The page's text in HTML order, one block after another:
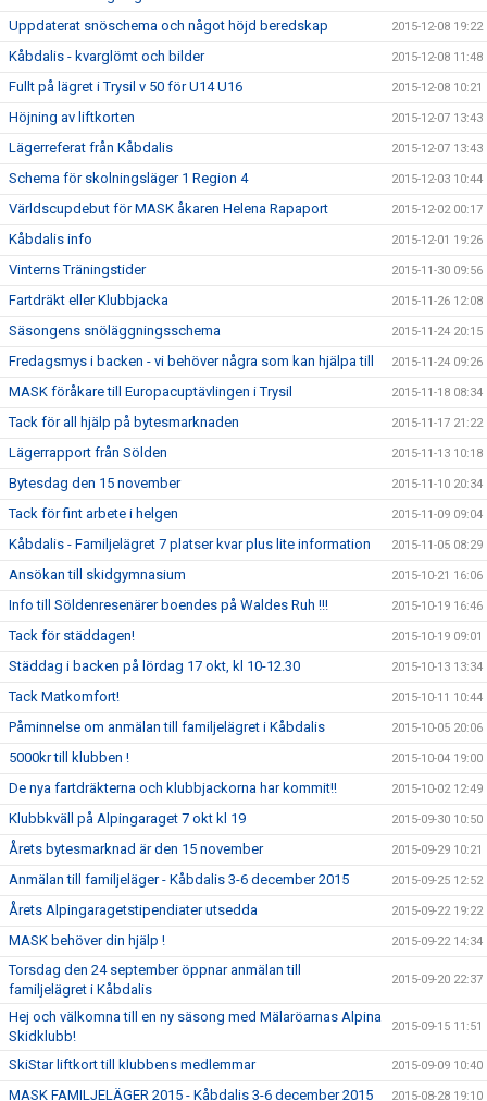
Uppdaterat snöschema och något höjd beredskap 2015-12-08 19:22
Kåbdalis - kvarglömt och bilder 2015-12-08 11:48
Fullt på lägret i Trysil v 50 för U14 U16 2015-12-08 10:21
Höjning av liftkorten 2015-12-07 13:43
Lägerreferat från Kåbdalis 2015-12-07 13:43
Schema för skolningsläger 1 Region 4 2015-12-03 10:44
Världscupdebut för MASK åkaren Helena Rapaport 2015-12-02 00:17
Kåbdalis info 2015-12-01 19:26
Vinterns Träningstider 2015-11-30 09:56
Fartdräkt eller Klubbjacka 2015-11-26 12:08
Säsongens snöläggningsschema 2015-11-24 20:15
Fredagsmys i backen - vi behöver några som kan hjälpa till 2015-11-24 09:26
MASK föråkare till Europacuptävlingen i Trysil 2015-11-18 08:34
Tack för all hjälp på bytesmarknaden 2015-11-17 21:22
Lägerrapport från Sölden 2015-11-13 10:18
Bytesdag den 15 november 2015-11-10 20:34
Tack för fint arbete i helgen 2015-11-09 09:04
Kåbdalis - Familjelägret 7 platser kvar plus lite information 2015-11-05 08:29
Ansökan till skidgymnasium 2015-10-21 16:06
Info till Söldenresenärer boendes på Waldes Ruh !!! 2015-10-19 16:46
Tack för städdagen! 2015-10-19 09:01
Städdag i backen på lördag 17 okt, kl 10-12.30 2015-10-13 13:34
Tack Matkomfort! 2015-10-11 10:44
Påminnelse om anmälan till familjelägret i Kåbdalis 2015-10-05 20:06
5000kr till klubben ! 2015-10-04 19:00
De nya fartdräkterna och klubbjackorna har kommit!! 2015-10-02 12:49
Klubbkväll på Alpingaraget 7 okt kl 19 2015-09-30 10:50
Årets bytesmarknad är den 15 november 2015-09-29 10:21
Anmälan till familjeläger - Kåbdalis 3-6 december 2015 2015-09-25 12:52
Årets Alpingaragetstipendiater utsedda 2015-09-22 19:22
MASK behöver din hjälp ! 2015-09-22 14:34
Torsdag den 24 september öppnar anmälan till
familjelägret i Kåbdalis
2015-09-20 22:37
Hej och välkomna till en ny säsong med Mälaröarnas Alpina
Skidklubb!
2015-09-15 11:51
SkiStar liftkort till klubbens medlemmar 2015-09-09 10:40
MASK FAMILJELÄGER 2015 - Kåbdalis 3-6 december 2015 2015-08-28 19:10